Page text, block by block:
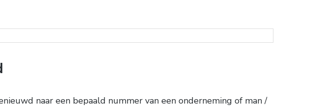
naar een bepaald nummer van een onderneming of man /